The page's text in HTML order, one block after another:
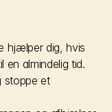
hjælper dig, hvis
en almindelig tid.
stoppe et